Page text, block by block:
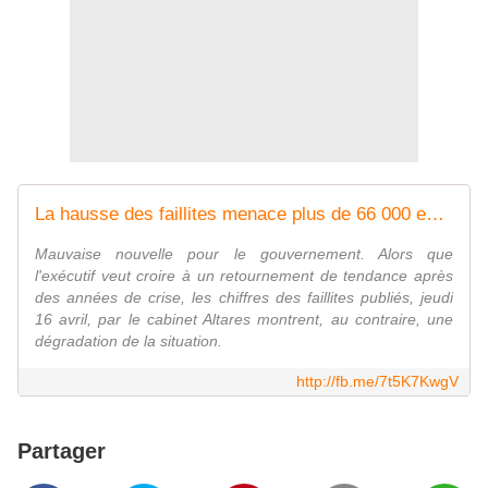
La hausse des faillites menace plus de 66 000 emplois - Agence Info Libre
Mauvaise nouvelle pour le gouvernement. Alors que
l'exécutif veut croire à un retournement de tendance après
des années de crise, les chiffres des faillites publiés, jeudi
16 avril, par le cabinet Altares montrent, au contraire, une
dégradation de la situation.
http://fb.me/7t5K7KwgV
Partager